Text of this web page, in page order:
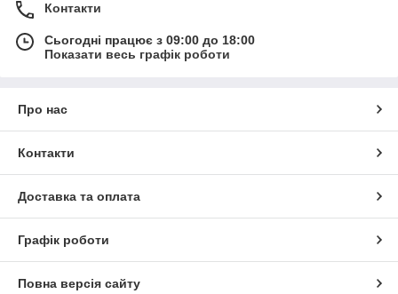
Контакти
Сьогодні працює з 09:00 до 18:00
Показати весь графік роботи
Про нас
Контакти
Доставка та оплата
Графік роботи
Повна версія сайту